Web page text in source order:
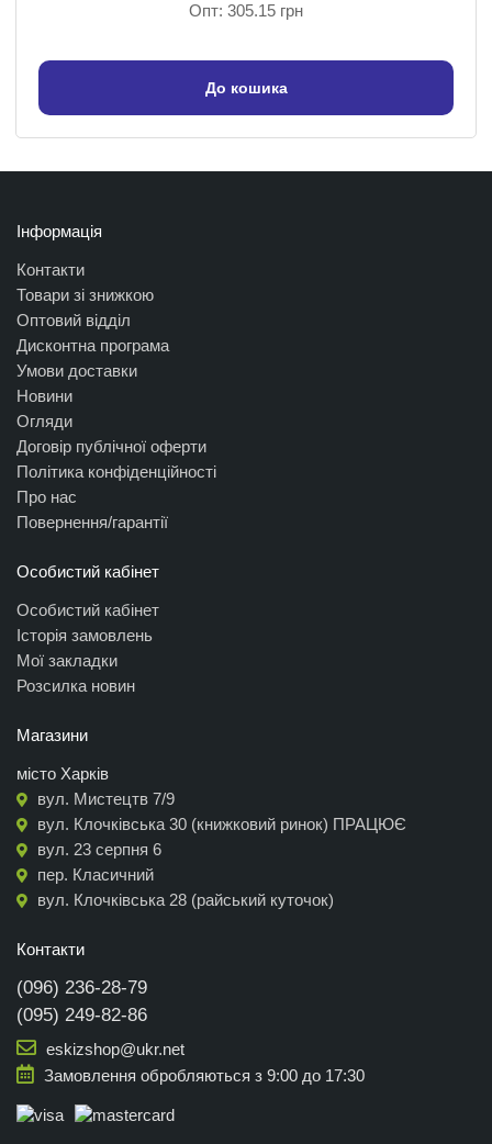
Опт: 305.15 грн
До кошика
Інформація
Контакти
Товари зі знижкою
Оптовий відділ
Дисконтна програма
Умови доставки
Новини
Огляди
Договір публічної оферти
Політика конфіденційності
Про нас
Повернення/гарантії
Особистий кабінет
Особистий кабінет
Історія замовлень
Мої закладки
Розсилка новин
Магазини
місто Харків
вул. Мистецтв 7/9
вул. Клочківська 30 (книжковий ринок) ПРАЦЮЄ
вул. 23 серпня 6
пер. Класичний
вул. Клочківська 28 (райський куточок)
Контакти
(096) 236-28-79
(095) 249-82-86
eskizshop@ukr.net
Замовлення обробляються з 9:00 до 17:30